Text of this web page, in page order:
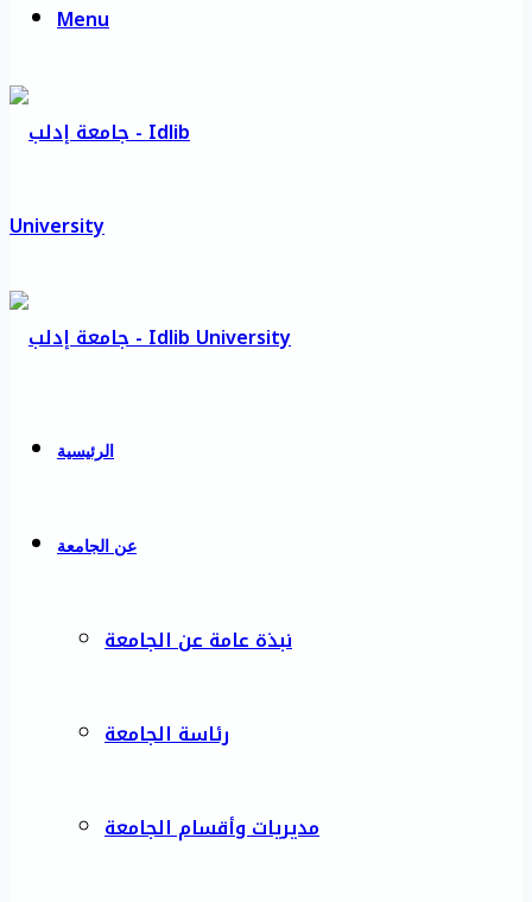
Menu
الرئيسية
عن الجامعة
نبذة عامة عن الجامعة
رئاسة الجامعة
مديريات وأقسام الجامعة